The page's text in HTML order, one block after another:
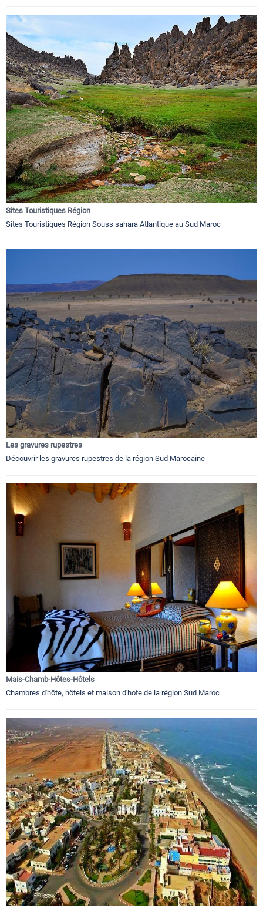
Sites Touristiques Région
Sites Touristiques Région Souss sahara Atlantique au Sud Maroc
Les gravures rupestres
Découvrir les gravures rupestres de la région Sud Marocaine
Mais-Chamb-Hôtes-Hôtels
Chambres d'hôte, hôtels et maison d'hote de la région Sud Maroc